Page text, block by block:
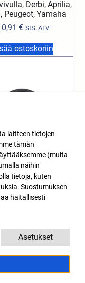
Derbi, Aprilia,
Peugeot, Yamaha
€ SIS. ALV
ostoskoriin
linkun stefa
Racing, Aprilia,
Gilera
laitteen tietojen
tämän
(muita
näihin
tietoja, kuten
Suostumuksen
haitallisesti
Asetukset